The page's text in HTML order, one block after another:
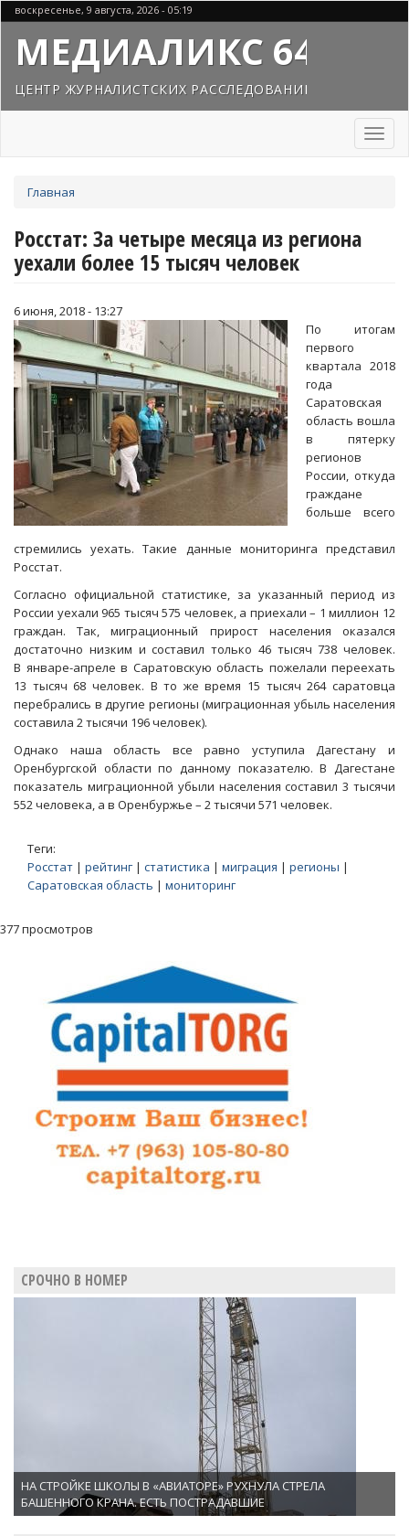
Перейти
к
основному
содержанию
воскресенье, 9 августа, 2026 - 05:19
МЕДИАЛИКС 64
ЦЕНТР ЖУРНАЛИСТСКИХ РАССЛЕДОВАНИЙ
Toggle
здесь
Главная
Росстат: За четыре месяца из региона
уехали более 15 тысяч человек
6 июня, 2018 - 13:27
По итогам
первого
квартала 2018
года
Саратовская
область вошла
в пятерку
регионов
России, откуда
граждане
больше всего
стремились уехать. Такие данные мониторинга представил
Росстат.
Согласно официальной статистике, за указанный период из
России уехали 965 тысяч 575 человек, а приехали – 1 миллион 12
граждан. Так, миграционный прирост населения оказался
достаточно низким и составил только 46 тысяч 738 человек.
В январе-апреле в Саратовскую область пожелали переехать
13 тысяч 68 человек. В то же время 15 тысяч 264 саратовца
перебрались в другие регионы (миграционная убыль населения
составила 2 тысячи 196 человек).
Однако наша область все равно уступила Дагестану и
Оренбургской области по данному показателю. В Дагестане
показатель миграционной убыли населения составил 3 тысячи
552 человека, а в Оренбуржье – 2 тысячи 571 человек.
Теги:
Росстат | рейтинг | статистика | миграция | регионы |
Саратовская область | мониторинг
377 просмотров
СРОЧНО В НОМЕР
НА СТРОЙКЕ ШКОЛЫ В «АВИАТОРЕ» РУХНУЛА СТРЕЛА
БАШЕННОГО КРАНА. ЕСТЬ ПОСТРАДАВШИЕ